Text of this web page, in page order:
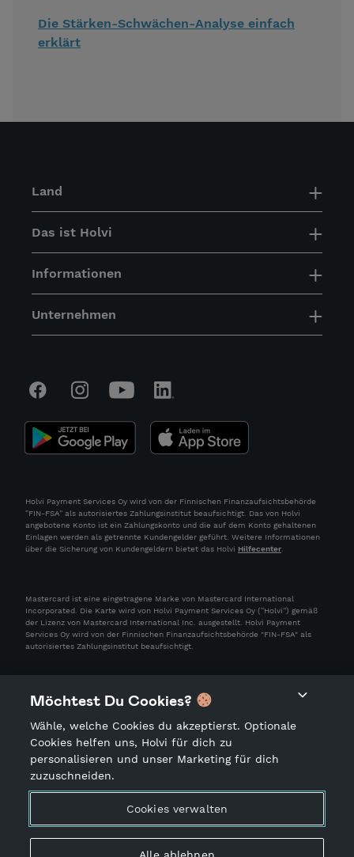
Die Stärken-Schwächen-Analyse einfach
erklärt
Land
Das ist Holvi
Informationen
Unternehmen
Holvi Payment Services Oy wird von der Finnischen Finanzaufsichtsbehörde
“FIN-FSA” als autorisiertes Zahlungsinstitut beaufsichtigt. Das von Holvi
angebotene Konto ist ein Zahlungskonto und die auf dem Konto gehaltenen
Einlagen werden als getrennte Kundengelder geführt. Weitere Informationen
über die Sicherung von Kundengeldern bietet das Holvi Hilfecenter
Mastercard ist eine eingetragene Marke von Mastercard International
Incorporated. Die Karte wird von Holvi Payment Services Oy (“Holvi”) gemäß
der Lizenz von Mastercard International Inc. ausgestellt. Holvi Payment
Services Oy wird von der Finnischen Finanzaufsichtsbehörde "FIN-FSA" als
autorisiertes Zahlungsinstitut beaufsichtigt.
Impressum
Möchtest Du Cookies?
Wähle, welche Cookies du akzeptierst. Optionale
Cookies helfen uns, Holvi für dich zu
personalisieren und unser Marketing für dich
zuzuschneiden.
Cookies verwalten